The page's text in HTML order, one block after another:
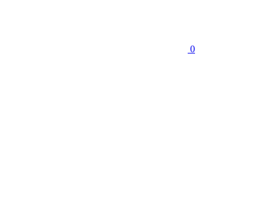
0